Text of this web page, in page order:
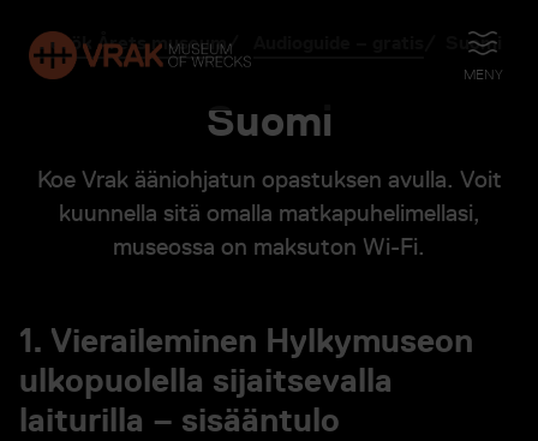
ÖPPNA
MENY
Besök Årets museum Suomi
Suomi
Koe Vrak ääniohjatun opastuksen avulla. Voit
kuunnella sitä omalla matkapuhelimellasi,
museossa on maksuton Wi-Fi.
1. Vieraileminen Hylkymuseon
ulkopuolella sijaitsevalla
laiturilla – sisääntulo